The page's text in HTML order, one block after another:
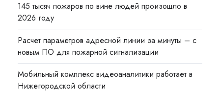
145 тысяч пожаров по вине людей произошло в
2026 году
Расчет параметров адресной линии за минуты – с
новым ПО для пожарной сигнализации
Мобильный комплекс видеоаналитики работает в
Нижегородской области